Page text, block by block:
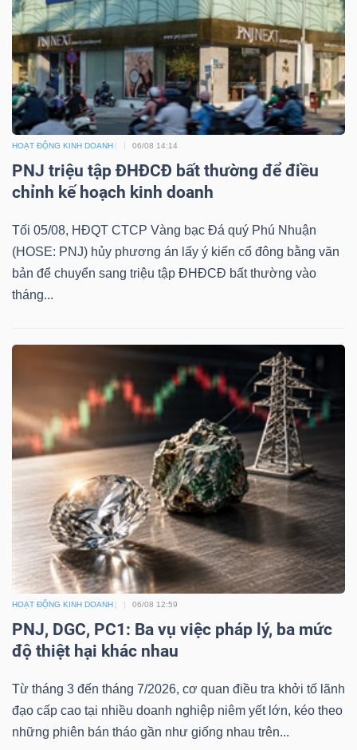
HOẠT ĐỘNG KINH DOANH 06/08 14:14
PNJ triệu tập ĐHĐCĐ bất thường để điều
chỉnh kế hoạch kinh doanh
Tối 05/08, HĐQT CTCP Vàng bạc Đá quý Phú Nhuận
(HOSE: PNJ) hủy phương án lấy ý kiến cổ đông bằng văn
bản để chuyển sang triệu tập ĐHĐCĐ bất thường vào
tháng...
HOẠT ĐỘNG KINH DOANH 06/08 12:59
PNJ, DGC, PC1: Ba vụ việc pháp lý, ba mức
độ thiệt hại khác nhau
Từ tháng 3 đến tháng 7/2026, cơ quan điều tra khởi tố lãnh
đạo cấp cao tại nhiều doanh nghiệp niêm yết lớn, kéo theo
những phiên bán tháo gần như giống nhau trên...
tài
chính
Công
cụ
đầu
tư
Truyền
tài